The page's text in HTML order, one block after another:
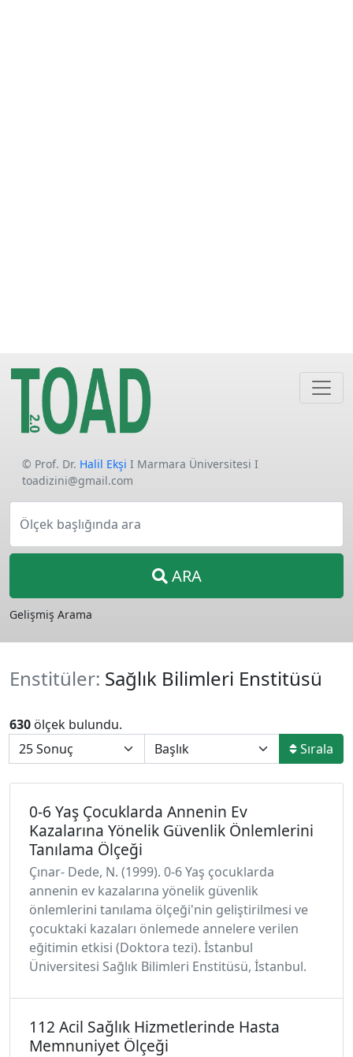
© Prof. Dr. Halil Ekşi I Marmara Üniversitesi I
toadizini@gmail.com
Ölçek başlığında ara
ARA
Gelişmiş Arama
Enstitüler: Sağlık Bilimleri Enstitüsü
630 ölçek bulundu.
Sırala
0-6 Yaş Çocuklarda Annenin Ev
Kazalarına Yönelik Güvenlik Önlemlerini
Tanılama Ölçeği
Çınar- Dede, N. (1999). 0-6 Yaş çocuklarda
annenin ev kazalarına yönelik güvenlik
önlemlerini tanılama ölçeği'nin geliştirilmesi ve
çocuktaki kazaları önlemede annelere verilen
eğitimin etkisi (Doktora tezi). İstanbul
Üniversitesi Sağlık Bilimleri Enstitüsü, İstanbul.
112 Acil Sağlık Hizmetlerinde Hasta
Memnuniyet Ölçeği